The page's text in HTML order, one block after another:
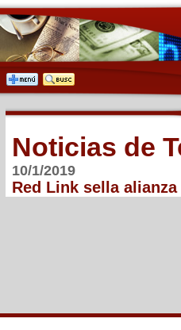
Noticias de
10/1/2019
Red Link sella